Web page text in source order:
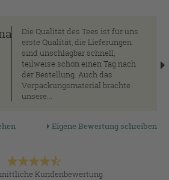
Die Qualität des Tees ist für uns
erste Qualität, die Lieferungen
sind unschlagbar schnell,
teilweise schon einen Tag nach
der Bestellung. Auch das
Verpackungsmaterial brachte
unsere...
Eigene Bewertung schreiben
Kundenbewertung